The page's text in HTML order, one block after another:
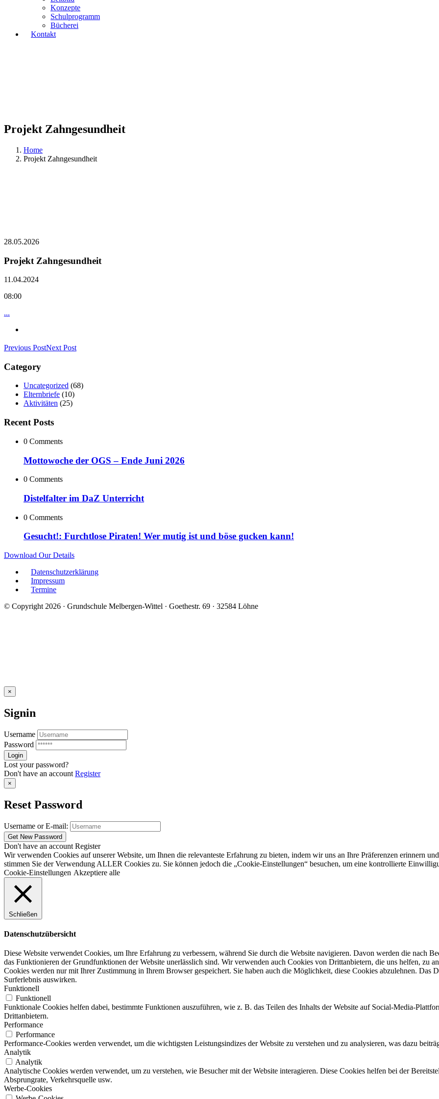
Konzepte
Schulprogramm
Bücherei
Kontakt
Projekt Zahngesundheit
Home
Projekt Zahngesundheit
28.05.2026
Projekt Zahngesundheit
11.04.2024
08:00
...
Previous PostNext Post
Category
Uncategorized (68)
Elternbriefe (10)
Aktivitäten (25)
Recent Posts
0 Comments
Mottowoche der OGS – Ende Juni 2026
0 Comments
Distelfalter im DaZ Unterricht
0 Comments
Gesucht!: Furchtlose Piraten! Wer mutig ist und böse gucken kann!
Download Our Details
Datenschutzerklärung
Impressum
Termine
© Copyright 2026 · Grundschule Melbergen-Wittel · Goethestr. 69 · 32584 Löhne
×
Signin
Username
Password
Lost your password?
Don't have an account Register
×
Reset Password
Username or E-mail:
Don't have an account Register
Wir verwenden Cookies auf unserer Website, um Ihnen die relevanteste Erfahrung zu bieten, indem wir uns an Ihre Präferenzen erinnern
stimmen Sie der Verwendung ALLER Cookies zu. Sie können jedoch die „Cookie-Einstellungen“ besuchen, um eine kontrollierte
Cookie-Einstellungen Akzeptiere alle
Schließen
Datenschutzübersicht
Diese Website verwendet Cookies, um Ihre Erfahrung zu verbessern, während Sie durch die Website navigieren. Davon werden die nach
das Funktionieren der Grundfunktionen der Website unerlässlich sind. Wir verwenden auch Cookies von Drittanbietern, die uns helfen, zu
Cookies werden nur mit Ihrer Zustimmung in Ihrem Browser gespeichert. Sie haben auch die Möglichkeit, diese Cookies abzulehnen. Das
Surferlebnis auswirken.
Funktionell
Funktionell
Funktionale Cookies helfen dabei, bestimmte Funktionen auszuführen, wie z. B. das Teilen des Inhalts der Website auf Social-Media-
Drittanbietern.
Performance
Performance
Performance-Cookies werden verwendet, um die wichtigsten Leistungsindizes der Website zu verstehen und zu analysieren, was dazu
Analytik
Analytik
Analytische Cookies werden verwendet, um zu verstehen, wie Besucher mit der Website interagieren. Diese Cookies helfen bei der
Absprungrate, Verkehrsquelle usw.
Werbe-Cookies